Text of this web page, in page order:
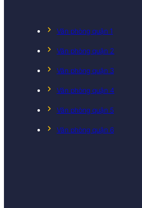
Văn phòng quận 1
Văn phòng quận 2
Văn phòng quận 3
Văn phòng quận 4
Văn phòng quận 5
Văn phòng quận 6